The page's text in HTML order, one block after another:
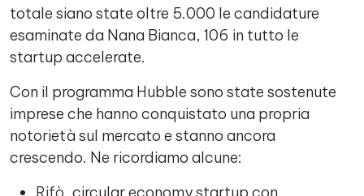
totale siano state oltre 5.000 le candidature
esaminate da Nana Bianca, 106 in tutto le
startup accelerate.
Con il programma Hubble sono state sostenute
imprese che hanno conquistato una propria
notorietà sul mercato e stanno ancora
crescendo. Ne ricordiamo alcune: